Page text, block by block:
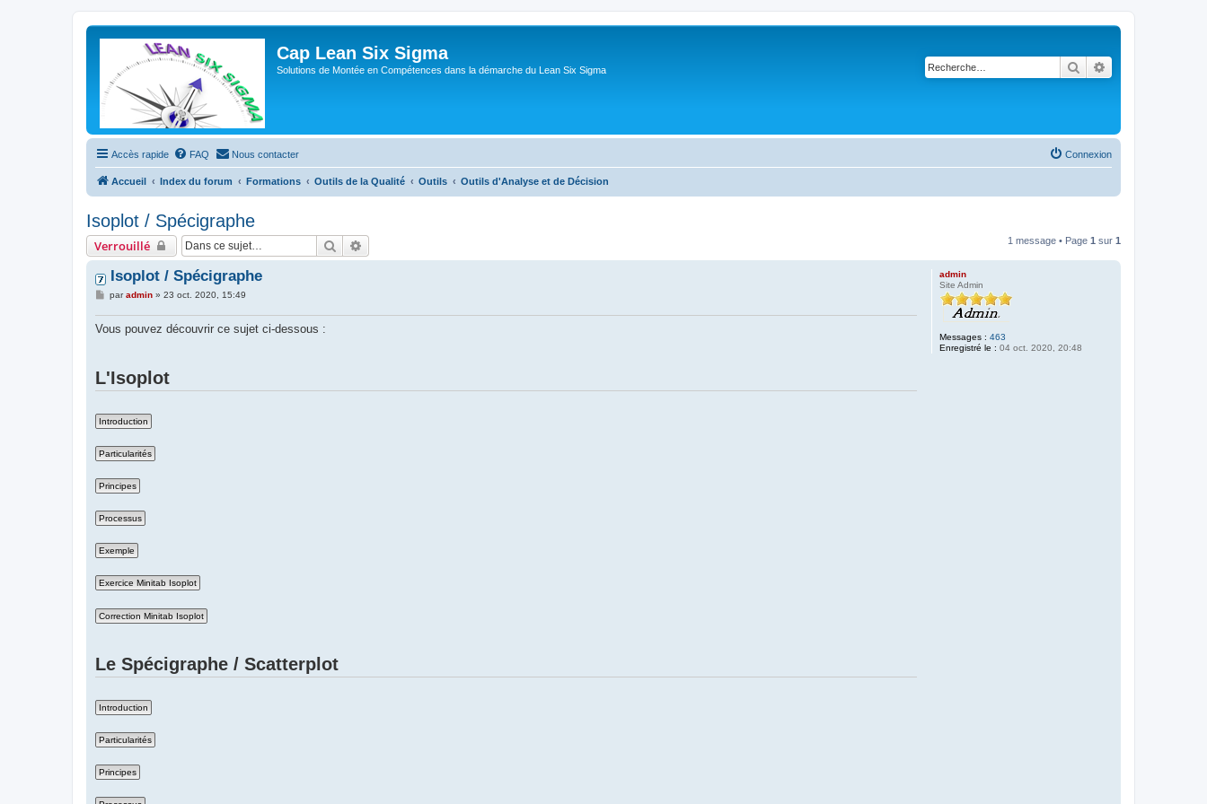
Cap Lean Six Sigma
Solutions de Montée en Compétences dans la démarche du Lean Six Sigma Rechercher
Accès rapide FAQ Nous contacter Connexion
Accueil Index du forum Formations Outils de la Qualité Outils Outils d'Analyse et de Décision
Isoplot / Spécigraphe
Verrouillé Rechercher 1 message • Page 1 sur 1
admin
Site Admin
Messages : 463
Enregistré le : 04 oct. 2020, 20:48
Isoplot / Spécigraphe
M
s
s
paradmin» 23 oct. 2020, 15:49
Vous pouvez découvrir ce sujet ci-dessous :
L'Isoplot
Le Spécigraphe / Scatterplot